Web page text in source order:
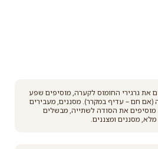
את גרגירי החומוס לקערה, מוסיפים שפע
(אם חם – עדיף במקרר). מסננים, מעבירים
את הסודה לשתייה, מבשלים
מסננים ומצננים.